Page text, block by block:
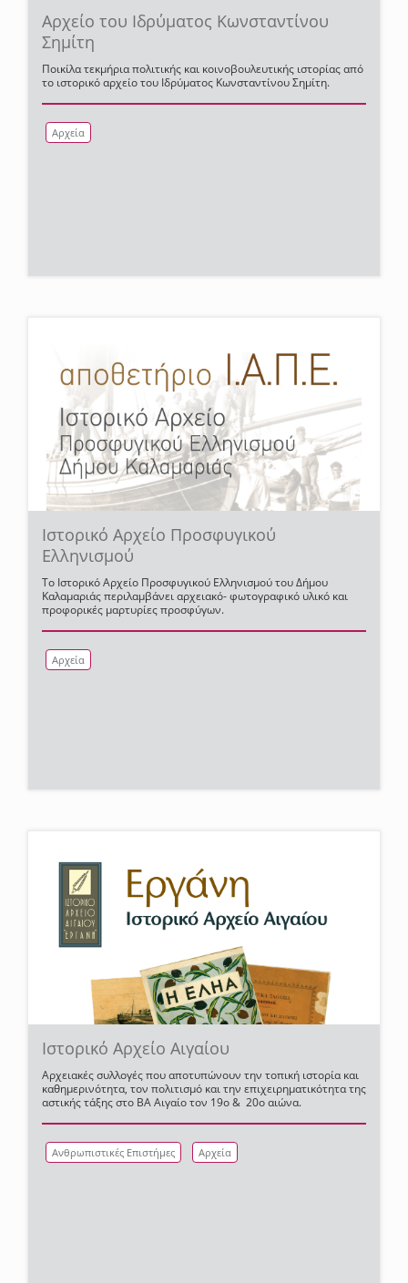
Αρχείο του Ιδρύματος Κωνσταντίνου
Σημίτη
Ποικίλα τεκμήρια πολιτικής και κοινοβουλευτικής ιστορίας από
το ιστορικό αρχείο του Ιδρύματος Κωνσταντίνου Σημίτη.
Αρχεία
Ιστορικό Αρχείο Προσφυγικού
Ελληνισμού
Το Ιστορικό Αρχείο Προσφυγικού Ελληνισμού του Δήμου
Καλαμαριάς περιλαμβάνει αρχειακό- φωτογραφικό υλικό και
προφορικές μαρτυρίες προσφύγων.
Αρχεία
Ιστορικό Αρχείο Αιγαίου
Aρχειακές συλλογές που αποτυπώνουν την τοπική ιστορία και
καθημερινότητα, τον πολιτισμό και την επιχειρηματικότητα της
αστικής τάξης στο BA Αιγαίο τον 19ο & 20ο αιώνα.
Ανθρωπιστικές Επιστήμες Αρχεία